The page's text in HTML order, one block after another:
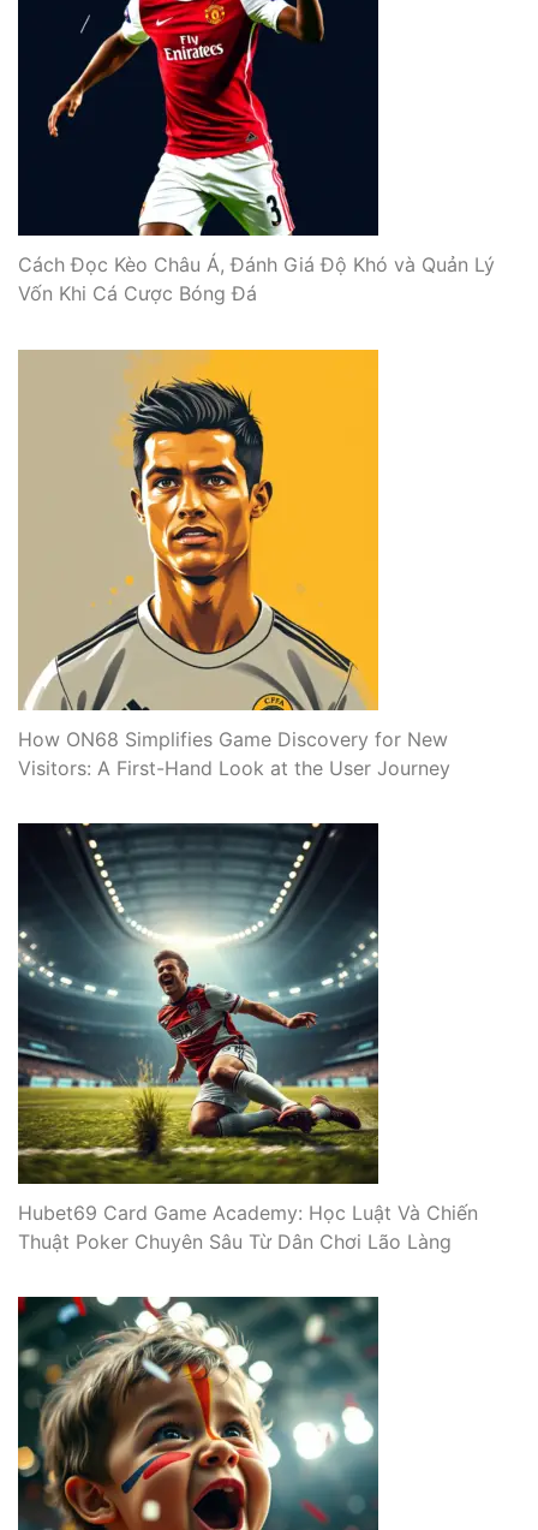
Cách Đọc Kèo Châu Á, Đánh Giá Độ Khó và Quản Lý
Vốn Khi Cá Cược Bóng Đá
How ON68 Simplifies Game Discovery for New
Visitors: A First-Hand Look at the User Journey
Hubet69 Card Game Academy: Học Luật Và Chiến
Thuật Poker Chuyên Sâu Từ Dân Chơi Lão Làng